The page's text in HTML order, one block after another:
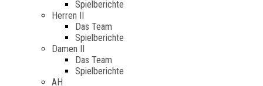
Spielberichte
Herren II
Das Team
Spielberichte
Damen II
Das Team
Spielberichte
AH